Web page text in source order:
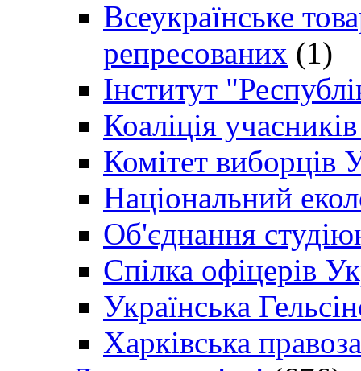
Всеукраїнське
репресованих (1)
Інститут
Коаліція
Комітет виборців
Національний
Об'єднання
Спілка офіцерів
Українська
Харківська